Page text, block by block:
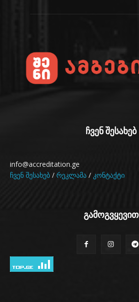
ჩვენ შესახებ
info@accreditation.ge
ჩვენ შესახებ / რეკლამა / კონტაქტი
გამოგვყევით